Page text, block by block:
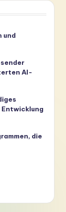
und
AI-
Entwicklung
die